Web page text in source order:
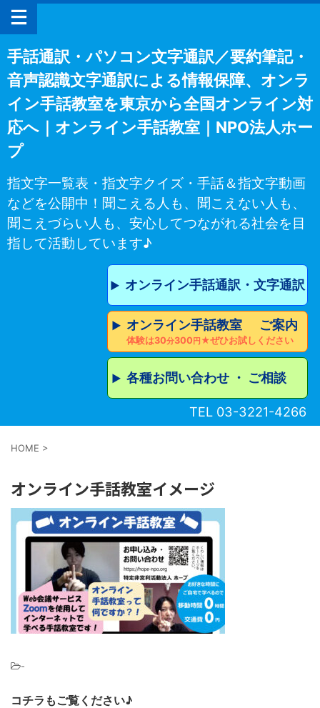
手話通訳・パソコン文字通訳／要約筆記・
音声認識文字通訳による情報保障、オンラ
イン手話教室を東京から全国オンライン対
応へ｜オンライン手話教室｜NPO法人ホー
プ
指文字一覧表・指文字クイズ・手話＆指文字動画
などを公開中！聞こえる人も、聞こえない人も、
聞こえづらい人も、安心してつながれる社会を目
指して活動しています♪
▶︎ オンライン手話通訳・文字通訳
▶︎ オンライン手話教室 ご案内
体験は30分300円★ぜひお試しください
▶︎ 各種お問い合わせ ・ ご相談
TEL 03-3221-4266
HOME >
オンライン手話教室イメージ
-
コチラもご覧ください♪